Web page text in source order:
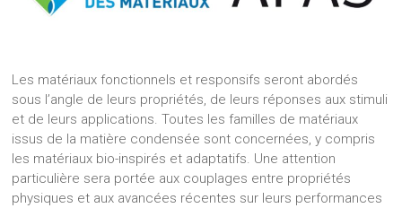
Les matériaux fonctionnels et responsifs seront abordés
sous l’angle de leurs propriétés, de leurs réponses aux stimuli
et de leurs applications. Toutes les familles de matériaux
issus de la matière condensée sont concernées, y compris
les matériaux bio-inspirés et adaptatifs. Une attention
particulière sera portée aux couplages entre propriétés
physiques et aux avancées récentes sur leurs performances